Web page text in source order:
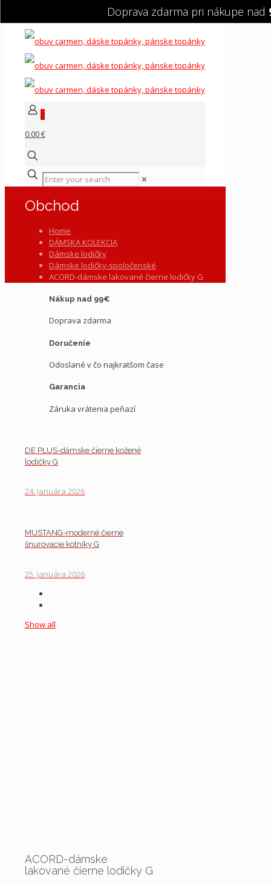
0
0.00 €
✕
Obchod
Home
DÁMSKA KOLEKCIA
Dámske lodičky
Dámske lodičky-spoločenské
ACORD-dámske lakované čierne lodičky G
Nákup nad 99€
Doprava zdarma
Doručenie
Odoslané v čo najkratšom čase
Garancia
Záruka vrátenia peňazí
DE PLUS-dámske čierne kožené
lodičky G
24. januára 2026
MUSTANG-moderné čierne
šnurovacie kotníky G
25. januára 2026
Show all
ACORD-dámske
lakované čierne lodičky G
Doprava zdarma pri nákupe nad